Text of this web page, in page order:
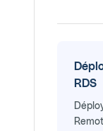
RDS